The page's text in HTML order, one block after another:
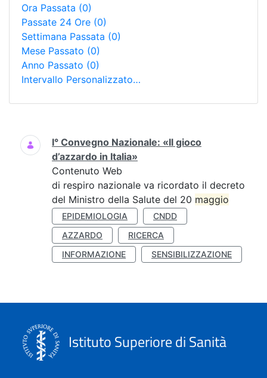
Ora Passata (0)
Passate 24 Ore (0)
Settimana Passata (0)
Mese Passato (0)
Anno Passato (0)
Intervallo Personalizzato…
Ricerca
I° Convegno Nazionale: «Il gioco
d’azzardo in Italia»
Contenuto Web
di respiro nazionale va ricordato il decreto
del Ministro della Salute del 20 maggio
EPIDEMIOLOGIA
CNDD
AZZARDO
RICERCA
INFORMAZIONE
SENSIBILIZZAZIONE
Istituto Superiore di Sanità